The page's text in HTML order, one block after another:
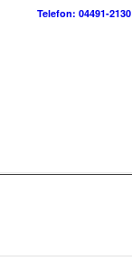
Telefon: 04491-2130